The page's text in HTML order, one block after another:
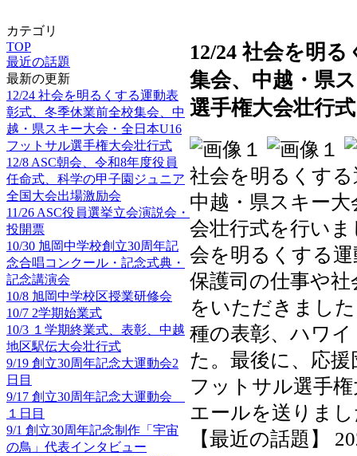
カテゴリ
TOP
最近の話題
最新の更新
12/24 社会を明るくする運動表
彰式、冬季休業前全校集会、中
越・県スキー大会・全日本U16
フットサル選手権大会壮行式
12/8 ASC朝会、令和8年度役員
任命式、科学の甲子園ジュニア
全国大会出場激励会
11/26 ASC役員選挙立会演説会・
投開票
10/30 旭岡中学校創立30周年記
念合唱コンクール・記念式典・
記念講演会
10/8 旭岡中学校区授業研修会
10/7 2学期始業式
10/3 １学期終業式、表彰、中越
地区駅伝大会壮行式
9/19 創立30周年記念大運動会2
日目
9/17 創立30周年記念大運動会
１日目
9/1 創立30周年記念制作「宇宙
の鳥」代表インタビュー
12/24 社会を明
集会、中越・県
選手権大会壮行式
社会を明るくす
中越・県スキー
会壮行式を行い
会を明るくする
保護司の仕事や
をいただきまし
種の表彰、ハワ
た。最後に、応
フットサル選手
エールを送りま
【最近の話題】